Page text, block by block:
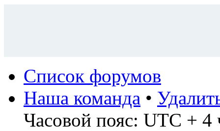
Список форумов
Наша команда •
Часовой пояс: UTC + 4